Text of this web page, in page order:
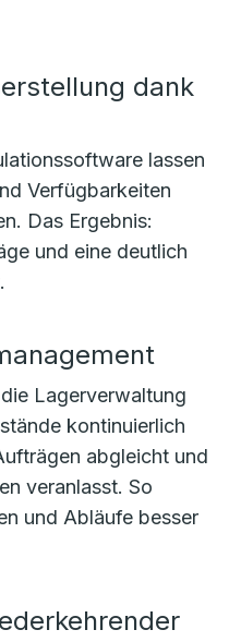
dank
lassen
Verfügbarkeiten
Das Ergebnis:
und eine deutlich
Lagerverwaltung
kontinuierlich
abgleicht und
veranlasst. So
und Abläufe besser